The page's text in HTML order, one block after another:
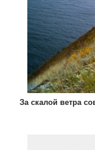
За скалой ветра